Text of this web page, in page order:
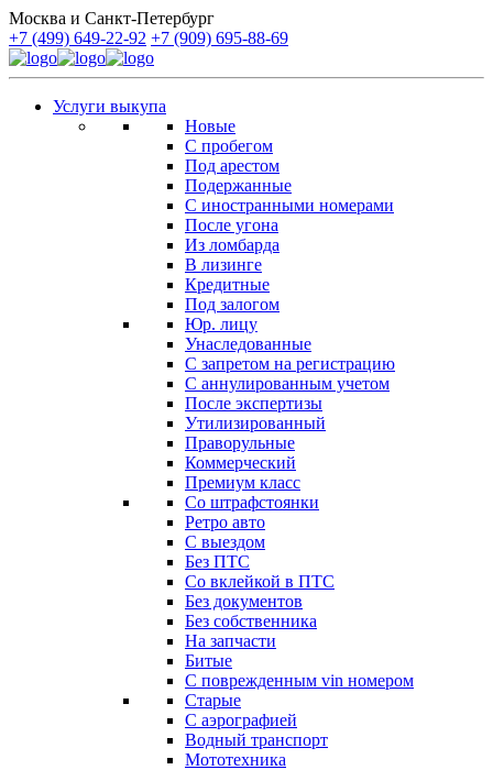
Москва и Санкт-Петербург
+7 (499) 649-22-92 +7 (909) 695-88-69
Услуги выкупа
Новые
С пробегом
Под арестом
Подержанные
С иностранными номерами
После угона
Из ломбарда
В лизинге
Кредитные
Под залогом
Юр. лицу
Унаследованные
С запретом на регистрацию
С аннулированным учетом
После экспертизы
Утилизированный
Праворульные
Коммерческий
Премиум класс
Со штрафстоянки
Ретро авто
С выездом
Без ПТС
Со вклейкой в ПТС
Без документов
Без собственника
На запчасти
Битые
С поврежденным vin номером
Старые
С аэрографией
Водный транспорт
Мототехника